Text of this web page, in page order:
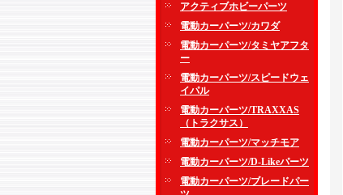
アクティブホビーパーツ
電動カーパーツ/カワダ
電動カーパーツ/タミヤアフタ
ー
電動カーパーツ/スピードウェ
イパル
電動カーパーツ/TRAXXAS
（トラクサス）
電動カーパーツ/マッチモア
電動カーパーツ/D-Likeパーツ
電動カーパーツ/ブレードパー